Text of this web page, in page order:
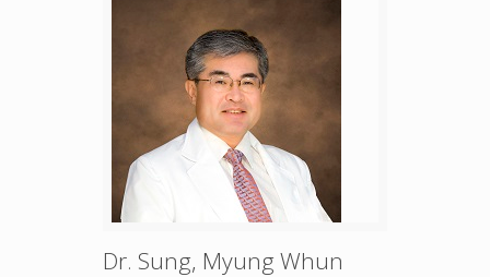
Dr. Sung, Myung Whun